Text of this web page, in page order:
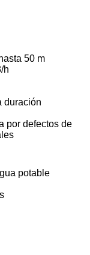
50 m
h
por defectos de
potable